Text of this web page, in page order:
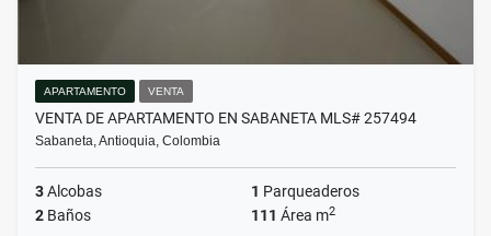
APARTAMENTO VENTA
VENTA DE APARTAMENTO EN SABANETA MLS# 257494
Sabaneta, Antioquia, Colombia
3Alcobas 1 Parqueaderos
2 Baños 111 Área m2